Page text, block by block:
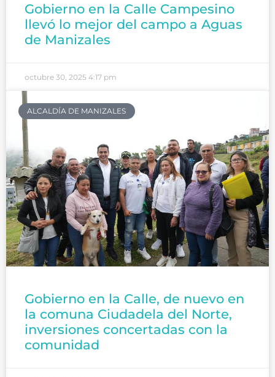
Gobierno en la Calle Campesino
llevó lo mejor del campo a Aguas
de Manizales
octubre 30, 2025 4:17 pm
ALCALDÍA DE MANIZALES
Gobierno en la Calle, de nuevo en
la comuna Ciudadela del Norte,
inversiones concertadas con la
comunidad